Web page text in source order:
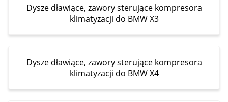
Dysze dławiące, zawory sterujące kompresora
klimatyzacji do BMW X3
Dysze dławiące, zawory sterujące kompresora
klimatyzacji do BMW X4